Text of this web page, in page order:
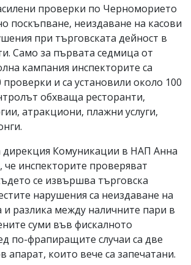
проверки по Черноморието
поскъпване, неиздаване на касови
при търговската дейност в
Само за първата седмица от
кампания инспекторите са
и са установили около 100
обхваща ресторанти,
атракциони, плажни услуги,
Комуникации в НАП Анна
инспекторите проверяват
се извършва търговска
нарушения са неиздаване на
и разлика между наличните пари в
суми във фискалното
по-фрапиращите случаи са две
апарат, които вече са запечатани.